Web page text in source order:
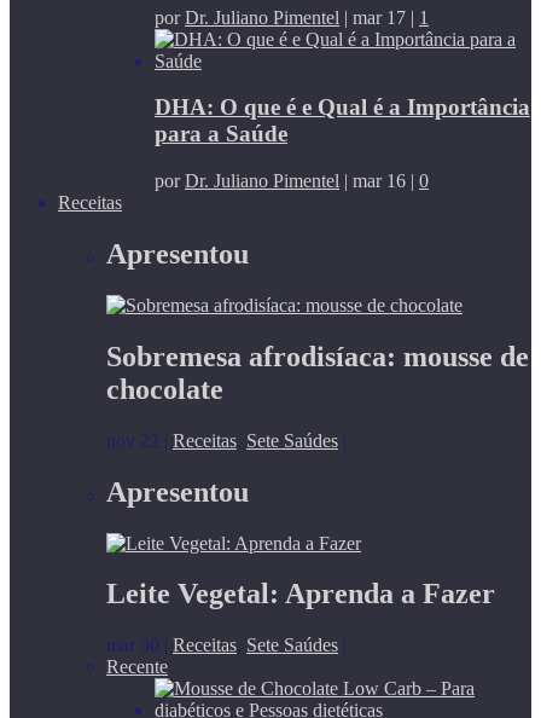
porDr. Juliano Pimentel | mar 17 | 1
DHA: O que é e Qual é a Importância
para a Saúde
porDr. Juliano Pimentel | mar 16 | 0
Receitas
Apresentou
Sobremesa afrodisíaca: mousse de
chocolate
nov 22 | Receitas, Sete Saúdes |
Apresentou
Leite Vegetal: Aprenda a Fazer
mar 30 | Receitas, Sete Saúdes |
Recente